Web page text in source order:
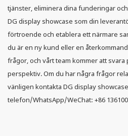
tjänster, eliminera dina funderingar
DG display showcase som din
förtroende och etablera ett närmare
du är en ny kund eller en
frågor, och vårt team kommer att
perspektiv. Om du har några frågor
vänligen kontakta DG display
telefon/WhatsApp/WeChat: +86